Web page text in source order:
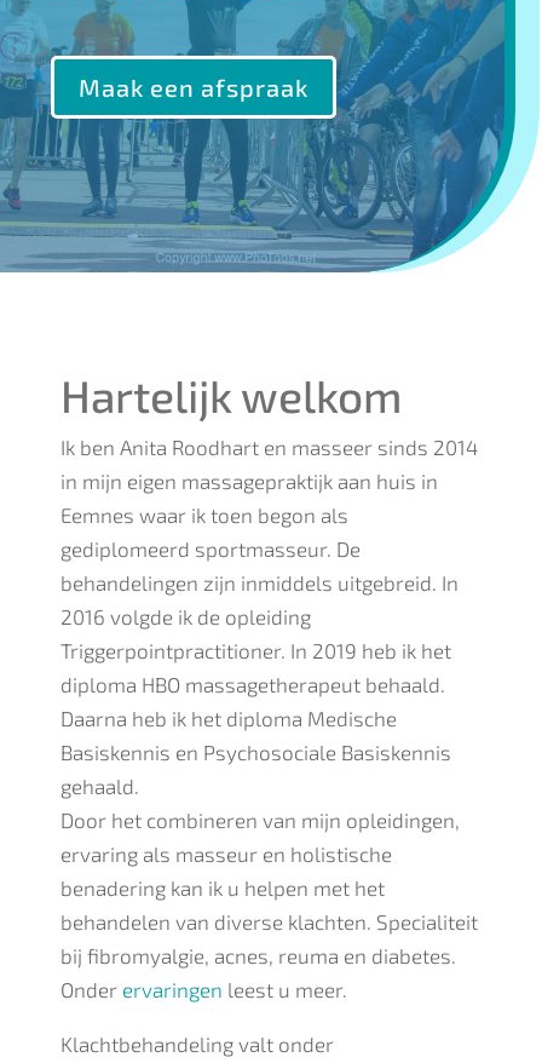
Maak een afspraak
Hartelijk welkom
Ik ben Anita Roodhart en masseer sinds 2014
in mijn eigen massagepraktijk aan huis in
Eemnes waar ik toen begon als
gediplomeerd sportmasseur. De
behandelingen zijn inmiddels uitgebreid. In
2016 volgde ik de opleiding
Triggerpointpractitioner. In 2019 heb ik het
diploma HBO massagetherapeut behaald.
Daarna heb ik het diploma Medische
Basiskennis en Psychosociale Basiskennis
gehaald.
Door het combineren van mijn opleidingen,
ervaring als masseur en holistische
benadering kan ik u helpen met het
behandelen van diverse klachten. Specialiteit
bij fibromyalgie, acnes, reuma en diabetes.
Onder ervaringen leest u meer.
Klachtbehandeling valt onder